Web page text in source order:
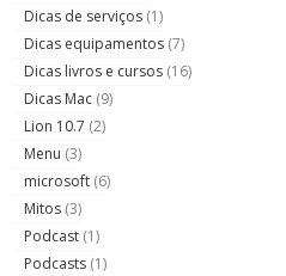
Dicas de serviços (1)
Dicas equipamentos (7)
Dicas livros e cursos (16)
Dicas Mac (9)
Lion 10.7 (2)
Menu (3)
microsoft (6)
Mitos (3)
Podcast (1)
Podcasts (1)